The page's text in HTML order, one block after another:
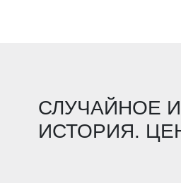
СЛУЧАЙНОЕ
ИСТОРИЯ.